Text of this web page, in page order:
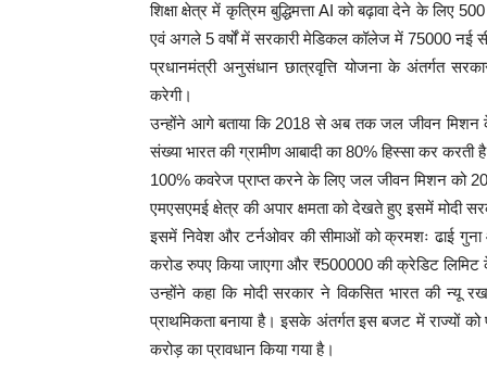
शिक्षा क्षेत्र में कृत्रिम बुद्धिमत्ता AI को बढ़ावा देने के
एवं अगले 5 वर्षों में सरकारी मेडिकल कॉलेज में 75000 नई
प्रधानमंत्री अनुसंधान छात्रवृत्ति योजना के अंतर्गत
करेगी।
उन्होंने आगे बताया कि 2018 से अब तक जल जीवन मिशन
संख्या भारत की ग्रामीण आबादी का 80% हिस्सा कर करती
100% कवरेज प्राप्त करने के लिए जल जीवन मिशन को
एमएसएमई क्षेत्र की अपार क्षमता को देखते हुए इसमें मोदी
इसमें निवेश और टर्नओवर की सीमाओं को क्रमशः ढाई गुना
करोड रुपए किया जाएगा और ₹500000 की क्रेडिट
उन्होंने कहा कि मोदी सरकार ने विकसित भारत की न्यू
प्राथमिकता बनाया है। इसके अंतर्गत इस बजट में राज्यों
करोड़ का प्रावधान किया गया है।